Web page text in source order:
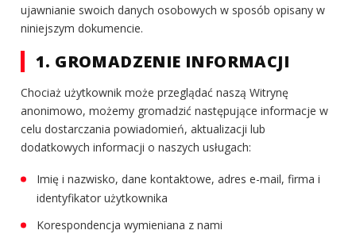
ujawnianie swoich danych osobowych w sposób opisany w
niniejszym dokumencie.
1. GROMADZENIE INFORMACJI
Chociaż użytkownik może przeglądać naszą Witrynę
anonimowo, możemy gromadzić następujące informacje w
celu dostarczania powiadomień, aktualizacji lub
dodatkowych informacji o naszych usługach:
Imię i nazwisko, dane kontaktowe, adres e-mail, firma i
identyfikator użytkownika
Korespondencja wymieniana z nami